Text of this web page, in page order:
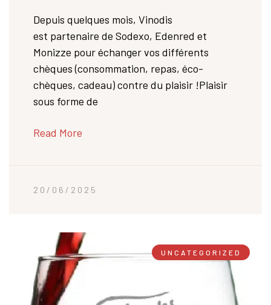
Depuis quelques mois, Vinodis
est partenaire de Sodexo, Edenred et
Monizze pour échanger vos différents
chèques (consommation, repas, éco-
chèques, cadeau) contre du plaisir !Plaisir
sous forme de
Read More
20/06/2025
UNCATEGORIZED